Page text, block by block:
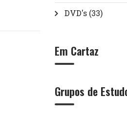
DVD's (33)
Em Cartaz
Grupos de